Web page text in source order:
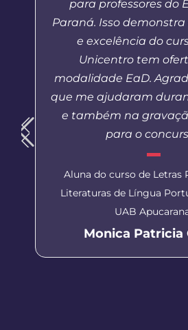
para professores do
Paraná. Isso
e excelência do
Unicentro tem
modalidade EaD.
que me ajudaram
e também na
para o
Aluna do curso de Letras
Literaturas de Língua
UAB
Monica Patricia